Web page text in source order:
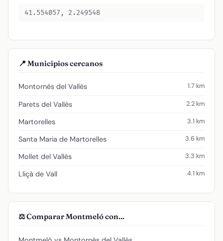
41.554057, 2.249548
📍 Municipios cercanos
Montornès del Vallès 1.7 km
Parets del Vallès 2.2 km
Martorelles 3.1 km
Santa Maria de Martorelles 3.6 km
Mollet del Vallès 3.3 km
Lliçà de Vall 4.1 km
⚖️ Comparar Montmeló con...